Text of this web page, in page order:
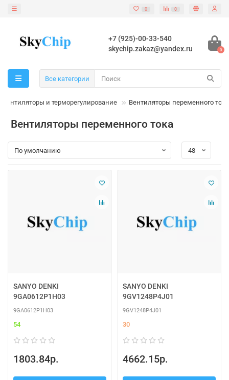
0 0
+7 (925)-00-33-540
skychip.zakaz@yandex.ru
0
Все категории
Вентиляторы и терморегулирование Вентиляторы переменного тока
Вентиляторы переменного тока
SANYO DENKI
9GA0612P1H03
9GA0612P1H03
54
1803.84р.
SANYO DENKI
9GV1248P4J01
9GV1248P4J01
30
4662.15р.